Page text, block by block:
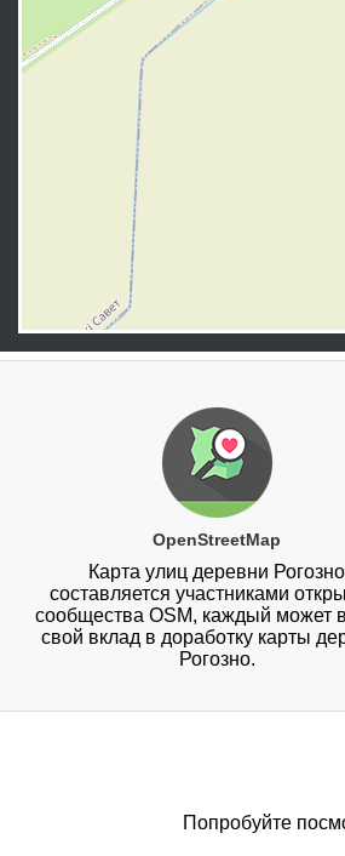
OpenStreetMap
Карта улиц деревни Рогозно
составляется участниками
сообщества OSM, каждый может
свой вклад в доработку карты
Рогозно.
Попробуйте